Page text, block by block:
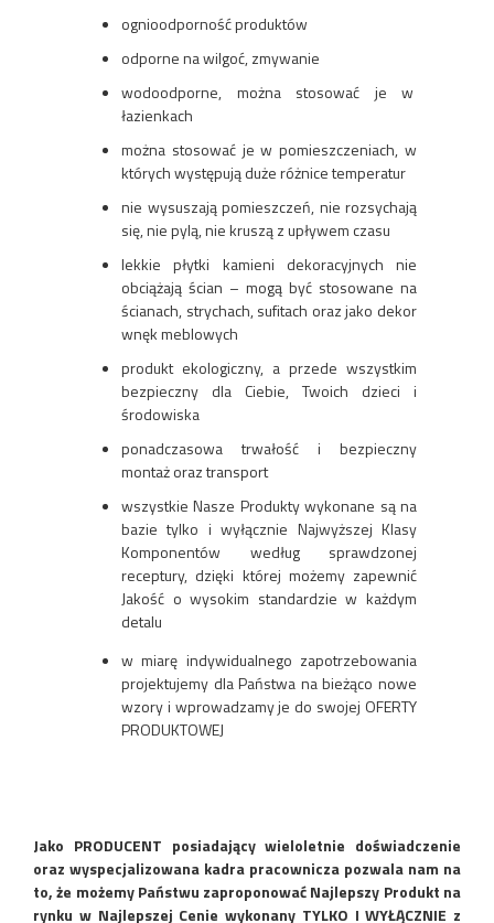
ognioodporność produktów
odporne na wilgoć, zmywanie
wodoodporne, można stosować je w
łazienkach
można stosować je w pomieszczeniach, w
których występują duże różnice temperatur
nie wysuszają pomieszczeń, nie rozsychają
się, nie pylą, nie kruszą z upływem czasu
lekkie płytki kamieni dekoracyjnych nie
obciążają ścian – mogą być stosowane na
ścianach, strychach, sufitach oraz jako dekor
wnęk meblowych
produkt ekologiczny, a przede wszystkim
bezpieczny dla Ciebie, Twoich dzieci i
środowiska
ponadczasowa trwałość i bezpieczny
montaż oraz transport
wszystkie Nasze Produkty wykonane są na
bazie tylko i wyłącznie Najwyższej Klasy
Komponentów według sprawdzonej
receptury, dzięki której możemy zapewnić
Jakość o wysokim standardzie w każdym
detalu
w miarę indywidualnego zapotrzebowania
projektujemy dla Państwa na bieżąco nowe
wzory i wprowadzamy je do swojej OFERTY
PRODUKTOWEJ
Jako PRODUCENT posiadający wieloletnie doświadczenie
oraz wyspecjalizowana kadra pracownicza pozwala nam na
to, że możemy Państwu zaproponować Najlepszy Produkt na
rynku w Najlepszej Cenie wykonany TYLKO I WYŁĄCZNIE z